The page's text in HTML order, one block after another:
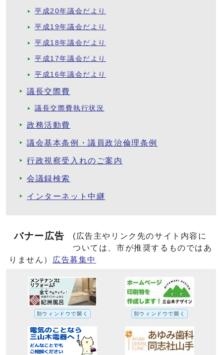
平成20年議会だより
平成19年議会だより
平成18年議会だより
平成17年議会だより
平成16年議会だより
議長交際費
議長交際費執行状況
政務活動費
議会基本条例・議員政治倫理条例
行政視察受入れのご案内
会議録検索
インターネット中継
バナー広告
(広告主やリンク先のサイト内容に
ついては、市が推奨するものではあ
りません）
広告募集中
別ウィンドウで開く 別ウィンドウで開く